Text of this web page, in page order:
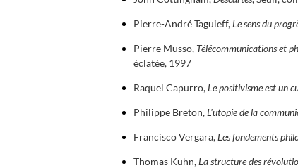
Pierre-André Taguieff,Le sens du
Pierre Musso, Télécommunications et
éclatée, 1997
Raquel Capurro,Le positivisme est un
Philippe Breton,L'utopie de la
Francisco Vergara,Les fondements
Thomas Kuhn,La structure des